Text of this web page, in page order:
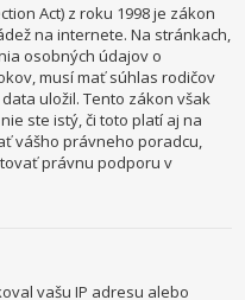
Act) z roku 1998 je zákon
na internete. Na stránkach,
osobných údajov o
musí mať súhlas rodičov
uložil. Tento zákon však
ste istý, či toto platí aj na
vášho právneho poradcu,
právnu podporu v
vašu IP adresu alebo